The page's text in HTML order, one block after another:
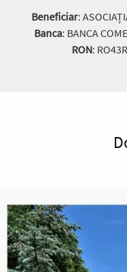
Beneficiar:
Banca: BANCA
RON: